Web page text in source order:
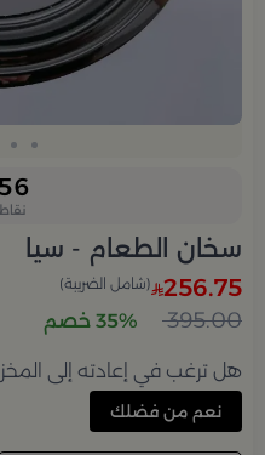
نقاط
سخان الطعام - سيا
256.75 (شامل الضريبة)
395.00 35% خصم
هل ترغب في إعادته إلى
نعم من فضلك